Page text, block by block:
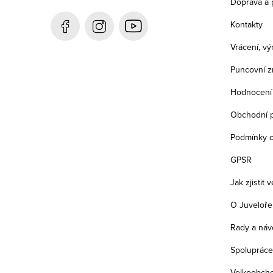
Kontakty
Vrácení,
Puncovní
Obchodní
Podmínky
GPSR
Jak zjistit
O Juveloře
Rady a